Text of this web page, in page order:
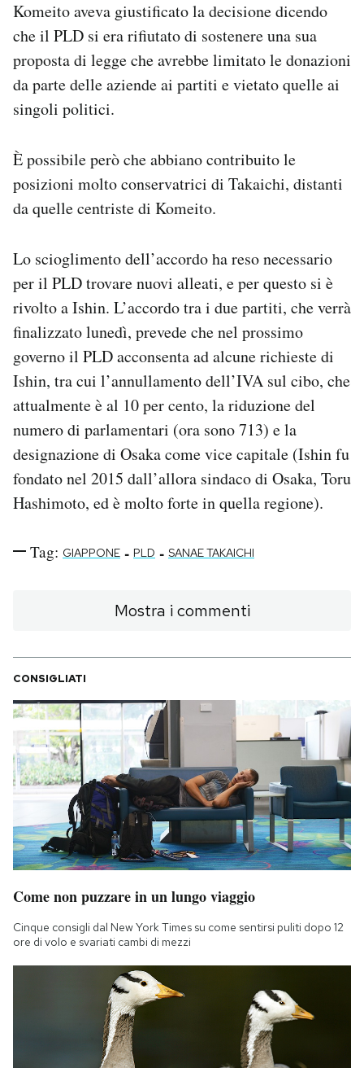
Komeito aveva giustificato la decisione dicendo
che il PLD si era rifiutato di sostenere una sua
proposta di legge che avrebbe limitato le donazioni
da parte delle aziende ai partiti e vietato quelle ai
singoli politici.
È possibile però che abbiano contribuito le
posizioni molto conservatrici di Takaichi, distanti
da quelle centriste di Komeito.
Lo scioglimento dell’accordo ha reso necessario
per il PLD trovare nuovi alleati, e per questo si è
rivolto a Ishin. L’accordo tra i due partiti, che verrà
finalizzato lunedì, prevede che nel prossimo
governo il PLD acconsenta ad alcune richieste di
Ishin, tra cui l’annullamento dell’IVA sul cibo, che
attualmente è al 10 per cento, la riduzione del
numero di parlamentari (ora sono 713) e la
designazione di Osaka come vice capitale (Ishin fu
fondato nel 2015 dall’allora sindaco di Osaka, Toru
Hashimoto, ed è molto forte in quella regione).
Tag: GIAPPONE - PLD - SANAE TAKAICHI
Mostra i commenti
CONSIGLIATI
Come non puzzare in un lungo viaggio
Cinque consigli dal New York Times su come sentirsi puliti dopo 12
ore di volo e svariati cambi di mezzi